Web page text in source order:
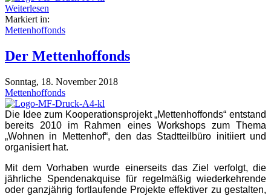
Weiterlesen
Markiert in:
Mettenhoffonds
Der Mettenhoffonds
Sonntag, 18. November 2018
Mettenhoffonds
Die Idee zum Kooperationsprojekt „Mettenhoffonds“ entstand
bereits 2010 im Rahmen eines Workshops zum Thema
„Wohnen in Mettenhof“, den das Stadtteilbüro initiiert und
organisiert hat.
Mit dem Vorhaben wurde einerseits das Ziel verfolgt, die
jährliche Spendenakquise für regelmäßig wiederkehrende
oder ganzjährig fortlaufende Projekte effektiver zu gestalten,